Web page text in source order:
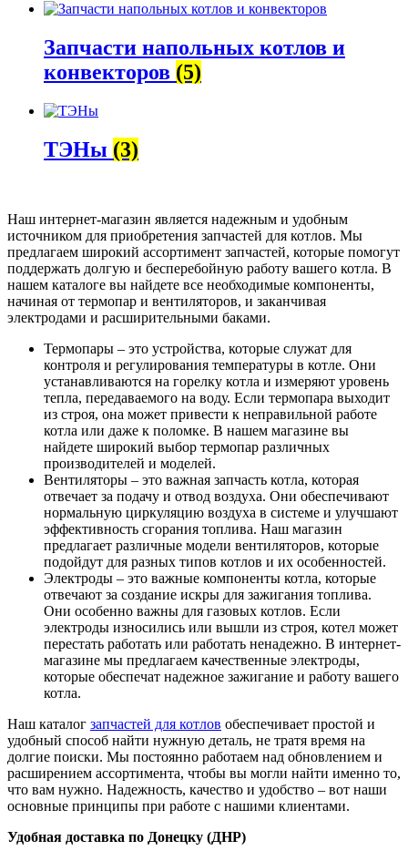
Запчасти напольных котлов и
конвекторов (5)
ТЭНы (3)
Наш интернет-магазин является надежным и удобным
источником для приобретения запчастей для котлов. Мы
предлагаем широкий ассортимент запчастей, которые помогут
поддержать долгую и бесперебойную работу вашего котла. В
нашем каталоге вы найдете все необходимые компоненты,
начиная от термопар и вентиляторов, и заканчивая
электродами и расширительными баками.
Термопары – это устройства, которые служат для
контроля и регулирования температуры в котле. Они
устанавливаются на горелку котла и измеряют уровень
тепла, передаваемого на воду. Если термопара выходит
из строя, она может привести к неправильной работе
котла или даже к поломке. В нашем магазине вы
найдете широкий выбор термопар различных
производителей и моделей.
Вентиляторы – это важная запчасть котла, которая
отвечает за подачу и отвод воздуха. Они обеспечивают
нормальную циркуляцию воздуха в системе и улучшают
эффективность сгорания топлива. Наш магазин
предлагает различные модели вентиляторов, которые
подойдут для разных типов котлов и их особенностей.
Электроды – это важные компоненты котла, которые
отвечают за создание искры для зажигания топлива.
Они особенно важны для газовых котлов. Если
электроды износились или вышли из строя, котел может
перестать работать или работать ненадежно. В интернет-
магазине мы предлагаем качественные электроды,
которые обеспечат надежное зажигание и работу вашего
котла.
Наш каталог запчастей для котлов обеспечивает простой и
удобный способ найти нужную деталь, не тратя время на
долгие поиски. Мы постоянно работаем над обновлением и
расширением ассортимента, чтобы вы могли найти именно то,
что вам нужно. Надежность, качество и удобство – вот наши
основные принципы при работе с нашими клиентами.
Удобная доставка по Донецку (ДНР)